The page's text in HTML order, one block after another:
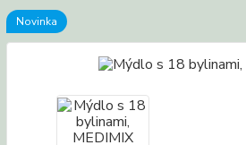
Novinka